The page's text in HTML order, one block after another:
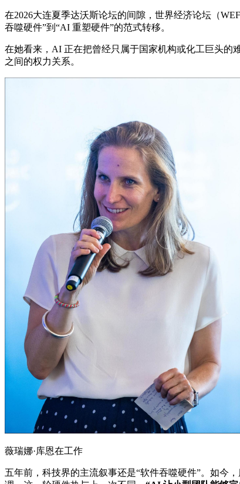
在2026大连夏季达沃斯论坛的间隙，世界经济论坛（
吞噬硬件”到“AI 重塑硬件”的范式转移。
在她看来，AI 正在把曾经只属于国家机构或化工巨头的
之间的权力关系。
薇瑞娜·库恩在工作
五年前，科技界的主流叙事还是“软件吞噬硬件”。如今